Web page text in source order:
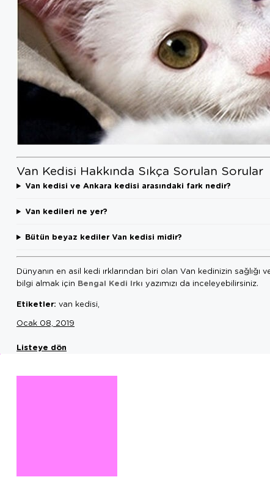
Van Kedisi Hakkında Sıkça Sorulan Sorular
Van kedisi ve Ankara kedisi arasındaki fark nedir?
Van kedileri ne yer?
Bütün beyaz kediler Van kedisi midir?
Dünyanın en asil kedi ırklarından biri olan Van kedinizin
bilgi almak için Bengal Kedi Irkı yazımızı da inceleyebilirsiniz.
Etiketler: van kedisi,
Ocak 08, 2019
Listeye dön